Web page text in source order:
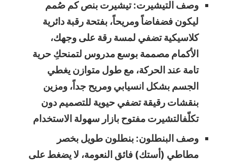
وصف التيشيرت: تيشيرت بنص كم صُمم
ليكون فضفاضاً ومريحاً، بفتحة رقبة دائرية
كلاسيكية تضفي لمسة رقة على وجهك،
الأكمام مصممة بوسع مدروس لتمنحكِ حرية
تامة عند الحركة، مع طول متوازن يغطي
الجسم بشكل انسيابي ومريح جداً، ومزين
بنقشات رقيقة تضفي حيوية للتصميم دون
تكلّفالتشيرت مفتوح بازار سهولة الاستخدام
وصف البنطلون: بنطلون طويل بخصر
مطاطي (أستك) فائق النعومة، لا يضغط على